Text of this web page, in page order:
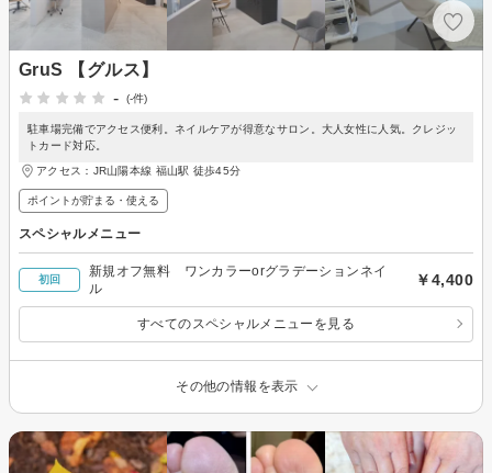
GruS 【グルス】
-
(-件)
駐車場完備でアクセス便利。ネイルケアが得意なサロン。大人女性に人気。クレジッ
トカード対応。
アクセス：JR山陽本線 福山駅 徒歩45分
ポイントが貯まる・使える
スペシャルメニュー
初回
新規オフ無料 ワンカラーorグラデーションネイ
ル
￥4,400
すべてのスペシャルメニューを見る
その他の情報を表示